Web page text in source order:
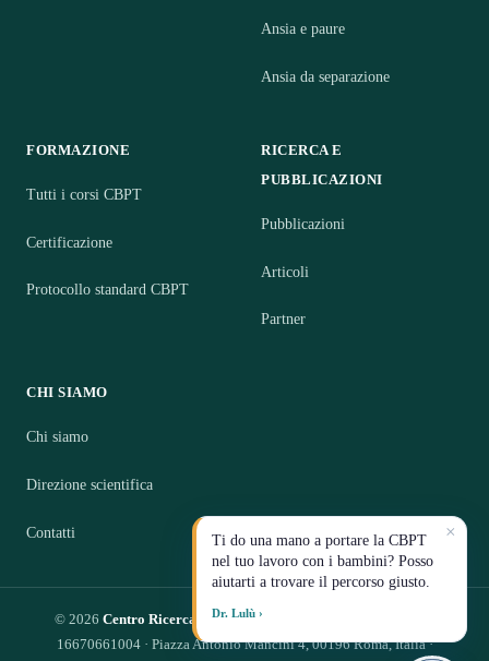
Ansia e paure
Ansia da separazione
FORMAZIONE
Tutti i corsi CBPT
Certificazione
Protocollo standard CBPT
RICERCA E
PUBBLICAZIONI
Pubblicazioni
Articoli
Partner
CHI SIAMO
Chi siamo
Direzione scientifica
Contatti
© 2026 Centro Ricerca CBPT S.R.L.
16670661004 · Piazza Antonio Mancini 4, 00196 Roma, Italia ·
Ti do una mano a portare la CBPT
nel tuo lavoro con i bambini? Posso
aiutarti a trovare il percorso giusto.
Dr. Lulù ›
×